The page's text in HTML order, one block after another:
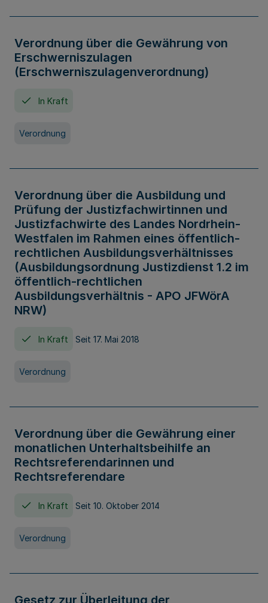
Verordnung über die Gewährung von
Erschwerniszulagen
(Erschwerniszulagenverordnung)
In Kraft
Verordnung
Verordnung über die Ausbildung und
Prüfung der Justizfachwirtinnen und
Justizfachwirte des Landes Nordrhein-
Westfalen im Rahmen eines öffentlich-
rechtlichen Ausbildungsverhältnisses
(Ausbildungsordnung Justizdienst 1.2 im
öffentlich-rechtlichen
Ausbildungsverhältnis - APO JFWörA
NRW)
In Kraft Seit 17. Mai 2018
Verordnung
Verordnung über die Gewährung einer
monatlichen Unterhaltsbeihilfe an
Rechtsreferendarinnen und
Rechtsreferendare
In Kraft Seit 10. Oktober 2014
Verordnung
Gesetz zur Überleitung der